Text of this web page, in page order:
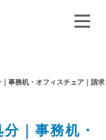
事務机・オフィスチェア｜請求
｜事務机・